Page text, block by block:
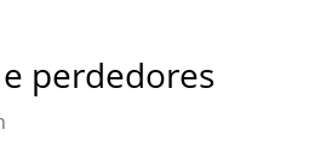
perdedores